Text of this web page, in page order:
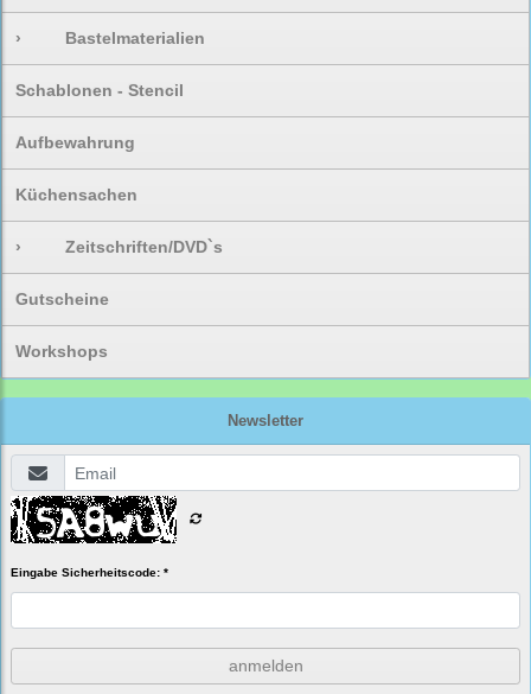
› Bastelmaterialien
Schablonen - Stencil
Aufbewahrung
Küchensachen
› Zeitschriften/DVD`s
Gutscheine
Workshops
Newsletter
Eingabe Sicherheitscode: *
anmelden